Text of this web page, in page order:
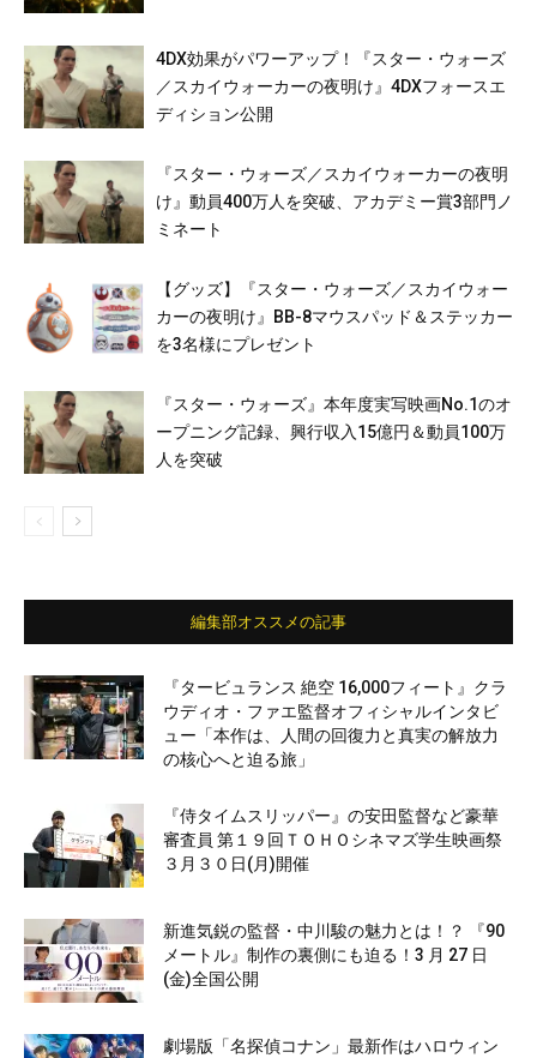
4DX効果がパワーアップ！『スター・ウォーズ
／スカイウォーカーの夜明け』4DXフォースエ
ディション公開
『スター・ウォーズ／スカイウォーカーの夜明
け』動員400万人を突破、アカデミー賞3部門ノ
ミネート
【グッズ】『スター・ウォーズ／スカイウォー
カーの夜明け』BB-8マウスパッド＆ステッカー
を3名様にプレゼント
『スター・ウォーズ』本年度実写映画No.1のオ
ープニング記録、興行収入15億円＆動員100万
人を突破
編集部オススメの記事
『タービュランス 絶空 16,000フィート』クラ
ウディオ・ファエ監督オフィシャルインタビ
ュー「本作は、人間の回復力と真実の解放力
の核心へと迫る旅」
『侍タイムスリッパー』の安田監督など豪華
審査員 第１９回ＴＯＨＯシネマズ学生映画祭
３月３０日(月)開催
新進気鋭の監督・中川駿の魅力とは！？ 『90
メートル』制作の裏側にも迫る！3 月 27 日
(金)全国公開
劇場版「名探偵コナン」最新作はハロウィン